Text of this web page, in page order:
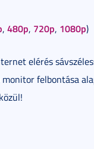
, 480p, 720p, 1080p)
elérés
felbontása